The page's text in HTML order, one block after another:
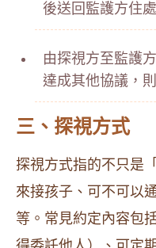
後送回監護方住處
由探視方至監護
達成其他協議，
三、探視方式
探視方式指的不只是
來接孩子、可不可以
等。常見約定內容包